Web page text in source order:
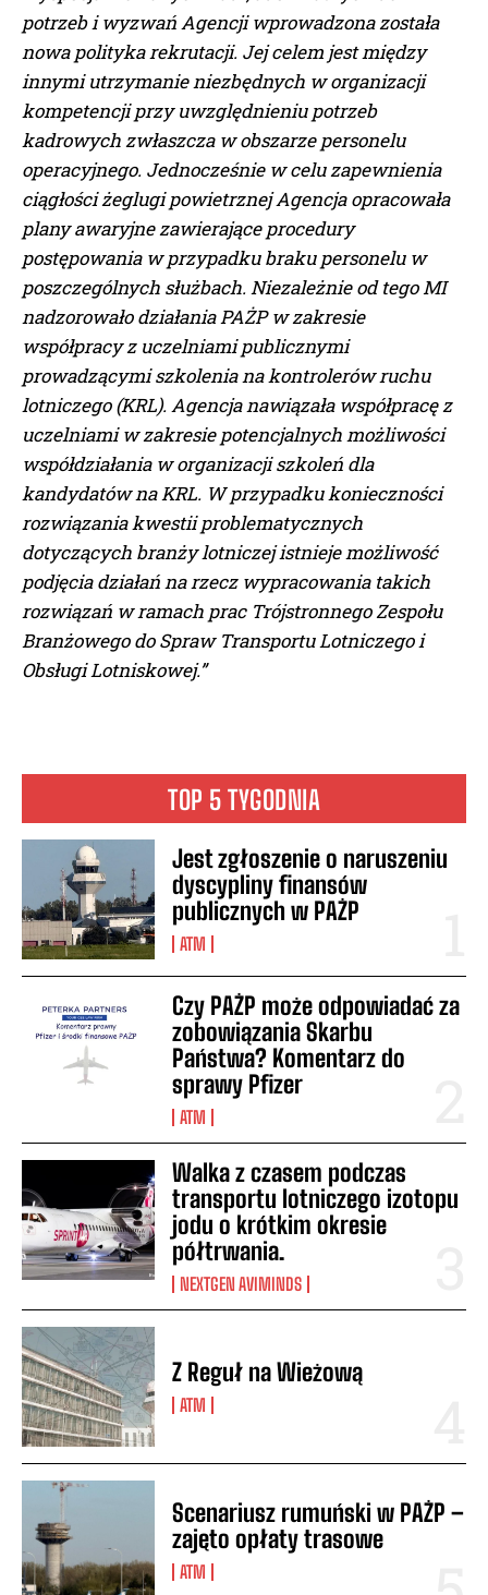
TOP 5 TYGODNIA
Jest zgłoszenie o naruszeniu
dyscypliny finansów
publicznych w PAŻP
ATM
Czy PAŻP może odpowiadać za
zobowiązania Skarbu
Państwa? Komentarz do
sprawy Pfizer
ATM
Walka z czasem podczas
transportu lotniczego izotopu
jodu o krótkim okresie
półtrwania.
NEXTGEN AVIMINDS
Z Reguł na Wieżową
ATM
Scenariusz rumuński w PAŻP –
zajęto opłaty trasowe
ATM
potrzeb i wyzwań Agencji wprowadzona została
nowa polityka rekrutacji. Jej celem jest między
innymi utrzymanie niezbędnych w organizacji
kompetencji przy uwzględnieniu potrzeb
kadrowych zwłaszcza w obszarze personelu
operacyjnego. Jednocześnie w celu zapewnienia
ciągłości żeglugi powietrznej Agencja opracowała
plany awaryjne zawierające procedury
postępowania w przypadku braku personelu w
poszczególnych służbach. Niezależnie od tego MI
nadzorowało działania PAŻP w zakresie
współpracy z uczelniami publicznymi
prowadzącymi szkolenia na kontrolerów ruchu
lotniczego (KRL). Agencja nawiązała współpracę z
uczelniami w zakresie potencjalnych możliwości
współdziałania w organizacji szkoleń dla
kandydatów na KRL. W przypadku konieczności
rozwiązania kwestii problematycznych
dotyczących branży lotniczej istnieje możliwość
podjęcia działań na rzecz wypracowania takich
rozwiązań w ramach prac Trójstronnego Zespołu
Branżowego do Spraw Transportu Lotniczego i
Obsługi Lotniskowej.”